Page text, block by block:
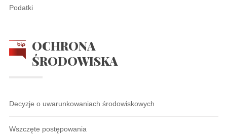
Podatki
OCHRONA
ŚRODOWISKA
Decyzje o uwarunkowaniach środowiskowych
Wszczęte postępowania